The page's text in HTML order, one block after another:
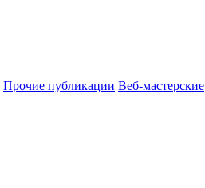
Прочие публикации Веб-мастерские